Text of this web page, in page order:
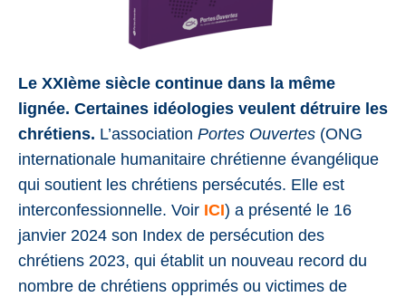
Le XXIème siècle continue dans la même
lignée. Certaines idéologies veulent détruire les
chrétiens. L’association Portes Ouvertes (ONG
internationale humanitaire chrétienne évangélique
qui soutient les chrétiens persécutés. Elle est
interconfessionnelle. Voir ICI) a présenté le 16
janvier 2024 son Index de persécution des
chrétiens 2023, qui établit un nouveau record du
nombre de chrétiens opprimés ou victimes de